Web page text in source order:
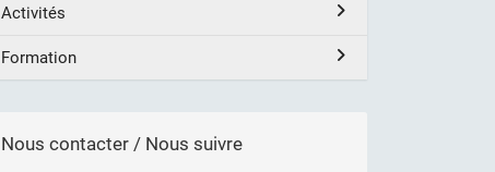
Activités
Formation
Nous contacter / Nous suivre